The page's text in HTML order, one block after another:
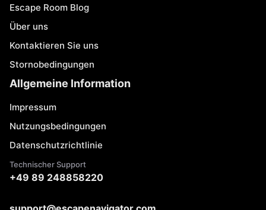
Escape Room Blog
Über uns
Kontaktieren Sie uns
Stornobedingungen
Allgemeine Information
Impressum
Nutzungsbedingungen
Datenschutzrichtlinie
Technischer Support
+49 89 248858220